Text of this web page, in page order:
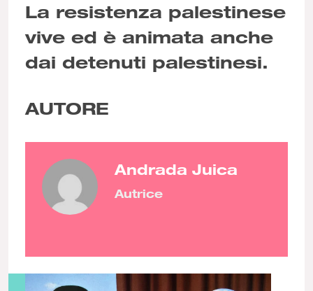
La resistenza palestinese
vive ed è animata anche
dai detenuti palestinesi.
AUTORE
Andrada Juica
Autrice